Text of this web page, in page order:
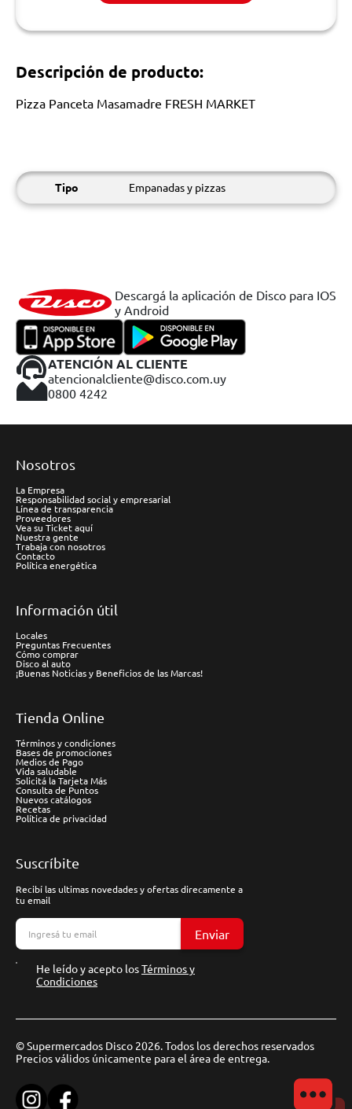
Descripción de producto:
Pizza Panceta Masamadre FRESH MARKET
Tipo Empanadas y pizzas
Descargá la aplicación de Disco para IOS
y Android
ATENCIÓN AL CLIENTE
atencionalcliente@disco.com.uy
0800 4242
Nosotros
La Empresa
Responsabilidad social y empresarial
Línea de transparencia
Proveedores
Vea su Ticket aquí
Nuestra gente
Trabaja con nosotros
Contacto
Política energética
Información útil
Locales
Preguntas Frecuentes
Cómo comprar
Disco al auto
¡Buenas Noticias y Beneficios de las Marcas!
Tienda Online
Términos y condiciones
Bases de promociones
Medios de Pago
Vida saludable
Solicitá la Tarjeta Más
Consulta de Puntos
Nuevos catálogos
Recetas
Política de privacidad
Suscríbite
Recibí las ultimas novedades y ofertas direcamente a
tu email
Enviar
He leído y acepto losTérminos y
Condiciones
© Supermercados Disco 2026. Todos los derechos reservados
Precios válidos únicamente para el área de entrega.